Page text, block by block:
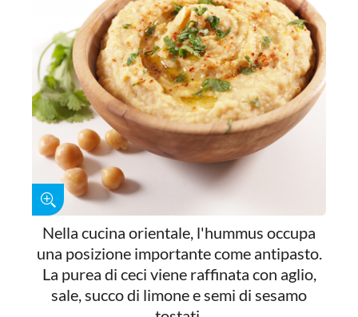
Nella cucina orientale, l'hummus occupa
una posizione importante come antipasto.
La purea di ceci viene raffinata con aglio,
sale, succo di limone e semi di sesamo